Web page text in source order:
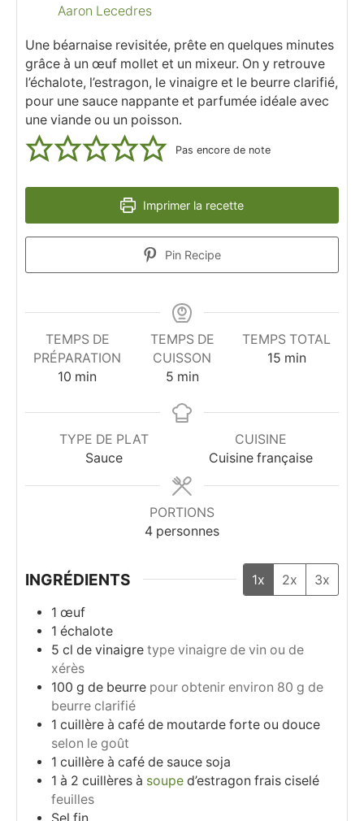
Aaron Lecedres
Une béarnaise revisitée, prête en quelques minutes
grâce à un œuf mollet et un mixeur. On y retrouve
l’échalote, l’estragon, le vinaigre et le beurre clarifié,
pour une sauce nappante et parfumée idéale avec
une viande ou un poisson.
Pas encore de note
Imprimer la recette
Pin Recipe
TEMPS DE
PRÉPARATION
10 minutes
min
TEMPS DE
CUISSON
5minutes
min
TEMPS TOTAL
15minutes
min
TYPE DE PLAT
Sauce
CUISINE
Cuisine française
PORTIONS
4 personnes
INGRÉDIENTS 1x 2x 3x
1 œuf
1 échalote
5 cl de vinaigre type vinaigre de vin ou de
xérès
100 g de beurre pour obtenir environ 80 g de
beurre clarifié
1 cuillère à café de moutarde forte ou douce
selon le goût
1 cuillère à café de sauce soja
1 à 2 cuillères à soupe d’estragon frais ciselé
feuilles